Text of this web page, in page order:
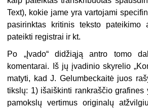
Text), kokie jame yra vartojami
pasirinktas kritinis teksto pateikimo
pateikti registrai ir kt.
Po „Įvado“ didžiąją antro tomo
komentarai. Iš jų įvadinio skyrelio
matyti, kad J. Gelumbeckaitė juos
tikslų: 1) išaiškinti rankraščio grafines
pamokslų vertimus originalų